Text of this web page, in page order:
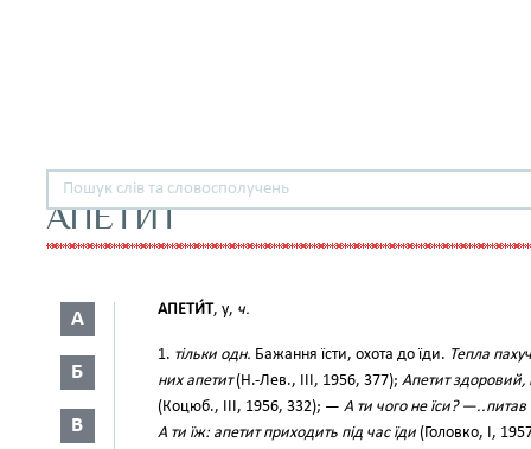
АПЕТИТ
А
Б
В
АПЕТИ́Т, у, ч.
1. тільки одн. Бажання їсти, охота до їди. Тепла
них апетит(Н.-Лев., III, 1956, 377); Апетит здоровий,
(Коцюб., III, 1956, 332); — А ти чого не їси?
А ти їж: апетит приходить під час їди (Головко, І,